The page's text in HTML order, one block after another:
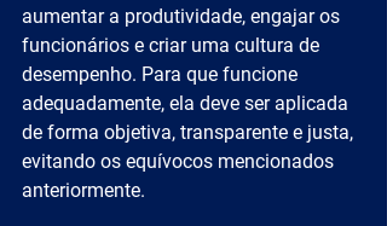
aumentar a produtividade, engajar os
funcionários e criar uma cultura de
desempenho. Para que funcione
adequadamente, ela deve ser aplicada
de forma objetiva, transparente e justa,
evitando os equívocos mencionados
anteriormente.